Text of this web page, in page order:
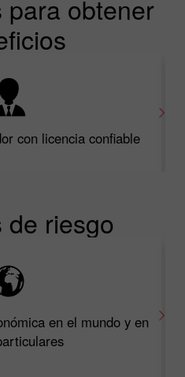
para obtener
con licencia confiable
de riesgo
en el mundo y en